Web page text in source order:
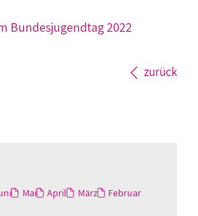
Bundesjugendtag 2022
zurück
Mai April März
Februar